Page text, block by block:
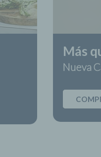
Más
Nueva